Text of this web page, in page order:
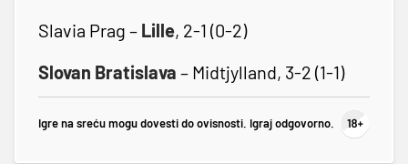
Slavia Prag – Lille, 2-1 (0-2)
Slovan Bratislava – Midtjylland, 3-2 (1-1)
Igre na sreću mogu dovesti do ovisnosti. Igraj odgovorno.